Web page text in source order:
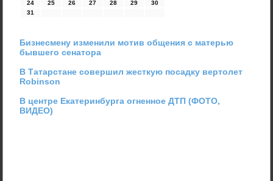
24
25 26 27 28 29
30
31
Бизнесмену изменили мотив общения с матерью
бывшего сенатора
В Татарстане совершил жесткую посадку вертолет
Robinson
В центре Екатеринбурга огненное ДТП (ФОТО,
ВИДЕО)